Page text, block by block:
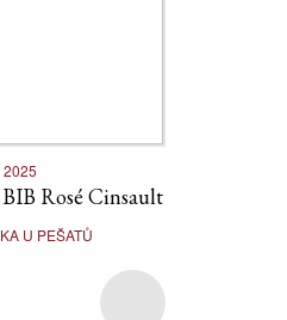
2025
Rosé Cinsault
U PEŠATŮ